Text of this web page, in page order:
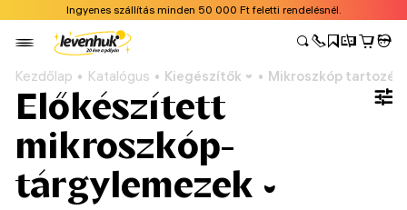
Ingyenes szállítás minden 50 000 Ft feletti rendelésnél.
Kezdőlap Katalógus Kiegészítők Mikroszkóp
Előkészített
mikroszkóp-
tárgylemezek